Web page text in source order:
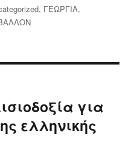
, ΓΕΩΡΓΙΑ,
για
ελληνικής